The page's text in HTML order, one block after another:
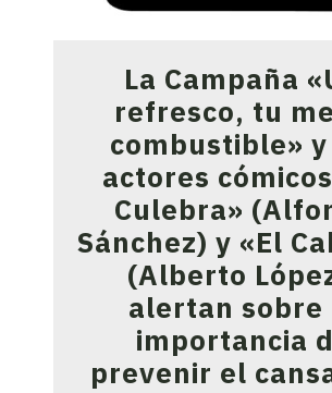
La Campaña
refresco, tu
combustible»
actores
Culebra»
Sánchez) y «El
(Alberto
alertan sobre
importancia
prevenir el